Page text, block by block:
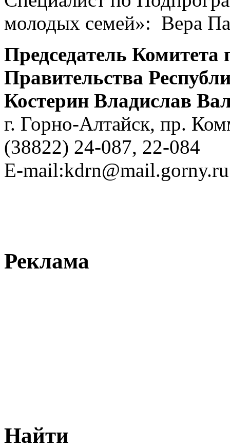
молодых семей»: Вера
Председатель
Правительства
Костерин Владислав
г. Горно-Алтайск, пр.
(38822) 24-087, 22-084
E-mail:kdrn@mail.gorny.ru
Реклама
Найти